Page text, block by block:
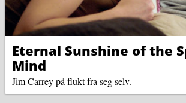
Eternal Sunshine of the
Mind
Jim Carrey på flukt fra seg selv.